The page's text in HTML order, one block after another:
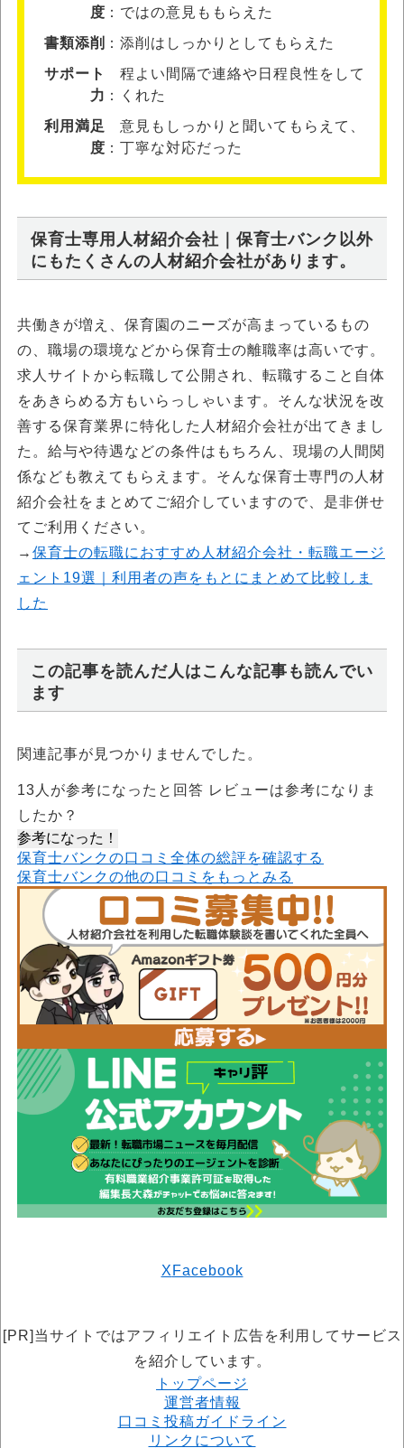
度
ではの意見ももらえた
書類添削
添削はしっかりとしてもらえた
サポート
力
程よい間隔で連絡や日程良性をして
くれた
利用満足
度
意見もしっかりと聞いてもらえて、
丁寧な対応だった
保育士専用人材紹介会社｜保育士バンク以外
にもたくさんの人材紹介会社があります。
共働きが増え、保育園のニーズが高まっているもの
の、職場の環境などから保育士の離職率は高いです。
求人サイトから転職して公開され、転職すること自体
をあきらめる方もいらっしゃいます。そんな状況を改
善する保育業界に特化した人材紹介会社が出てきまし
た。給与や待遇などの条件はもちろん、現場の人間関
係なども教えてもらえます。そんな保育士専門の人材
紹介会社をまとめてご紹介していますので、是非併せ
てご利用ください。
→ 保育士の転職におすすめ人材紹介会社・転職エージ
ェント19選｜利用者の声をもとにまとめて比較しま
した
この記事を読んだ人はこんな記事も読んでい
ます
関連記事が見つかりませんでした。
13 人が参考になったと回答 レビューは参考になりま
したか？
参考になった！
保育士バンクの口コミ全体の総評を確認する
保育士バンクの他の口コミをもっとみる
X Facebook
[PR]当サイトではアフィリエイト広告を利用してサービス
を紹介しています。
トップページ
運営者情報
口コミ投稿ガイドライン
リンクについて